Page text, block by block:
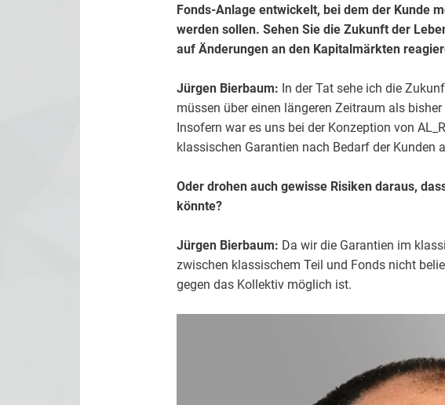
Fonds-Anlage entwickelt, bei dem der Kunde
werden sollen. Sehen Sie die Zukunft der
auf Änderungen an den Kapitalmärkten
Jürgen Bierbaum: In der Tat sehe ich die
müssen über einen längeren Zeitraum als
Insofern war es uns bei der Konzeption von
klassischen Garantien nach Bedarf der Kunden
Oder drohen auch gewisse Risiken daraus,
könnte?
Jürgen Bierbaum: Da wir die Garantien im
zwischen klassischem Teil und Fonds nicht
gegen das Kollektiv möglich ist.